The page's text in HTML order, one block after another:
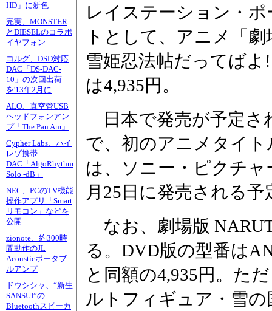
HD」に新色
完実、MONSTER
とDIESELのコラボ
イヤフォン
コルグ、DSD対応
DAC「DS-DAC-
10」の次回出荷
を'13年2月に
ALO、真空管USB
ヘッドフォンアン
プ「The Pan Am」
Cypher Labs、ハイ
レゾ携帯
DAC「AlgoRhythm
Solo -dB」
NEC、PCのTV機能
操作アプリ「Smart
リモコン」などを
公開
zionote、約300時
間動作のJL
Acousticポータブ
ルアンプ
ドウシシャ、“新生
SANSUI”の
Bluetoothスピーカ
レイステーション・
トとして、アニメ「
雪姫忍法帖だってば
は4,935円。
日本で発売が予定さ
で、初のアニメタイ
は、ソニー・ピクチ
月25日に発売される予
なお、劇場版
る。DVD版の型番は
と同額の4,935円。た
ルトフィギュア・雪